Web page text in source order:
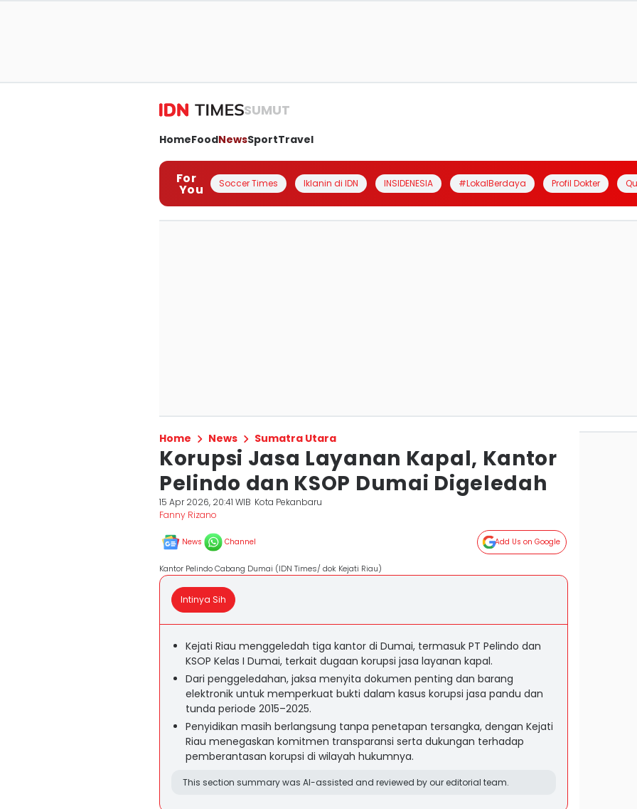
SUMUT
HomeFoodNewsSportTravel
For
You Soccer Times Iklanin di IDN INSIDENESIA #LokalBerdaya Profil Dokter
Home News Sumatra Utara
Korupsi Jasa Layanan Kapal, Kantor
Pelindo dan KSOP Dumai Digeledah
15 Apr 2026, 20:41 WIB Kota Pekanbaru
Fanny Rizano
News Channel Add Us on Google
Kantor Pelindo Cabang Dumai (IDN Times/ dok Kejati Riau)
Intinya Sih
Kejati Riau menggeledah tiga kantor di Dumai, termasuk PT Pelindo dan
KSOP Kelas I Dumai, terkait dugaan korupsi jasa layanan kapal.
Dari penggeledahan, jaksa menyita dokumen penting dan barang
elektronik untuk memperkuat bukti dalam kasus korupsi jasa pandu dan
tunda periode 2015–2025.
Penyidikan masih berlangsung tanpa penetapan tersangka, dengan Kejati
Riau menegaskan komitmen transparansi serta dukungan terhadap
pemberantasan korupsi di wilayah hukumnya.
This section summary was AI-assisted and reviewed by our editorial team.